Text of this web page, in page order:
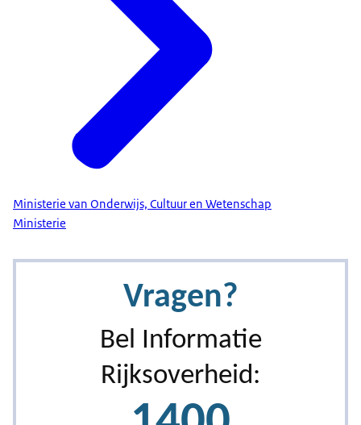
Ministerie van Onderwijs, Cultuur en Wetenschap
Ministerie